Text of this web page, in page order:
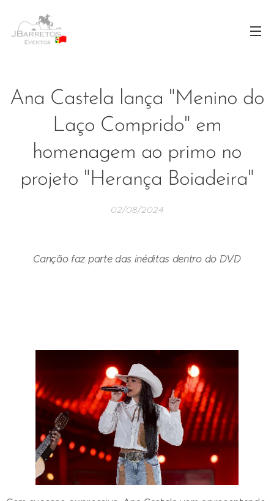
Ana Castela lança "Menino do
Laço Comprido" em
homenagem ao primo no
projeto "Herança Boiadeira"
02/08/2024
Canção faz parte das inéditas dentro do DVD